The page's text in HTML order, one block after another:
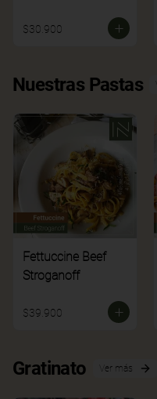
$30.900
Nuestras Pastas
Fettuccine Beef
Stroganoff
$39.900
Gratinato Ver más